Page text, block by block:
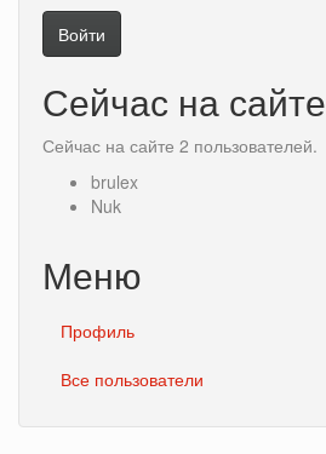
Войти
Сейчас на сайте
Сейчас на сайте 2 пользователей.
brulex
Nuk
Меню
Профиль
Все пользователи